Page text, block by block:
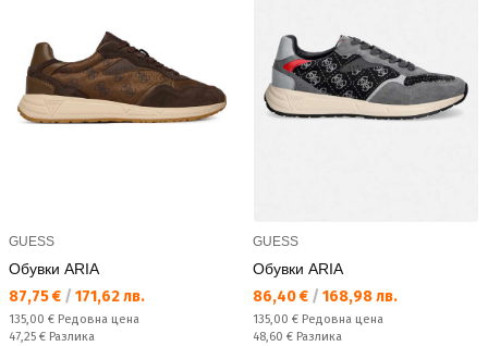
GUESS
Обувки ARIA
Текуща цена:
87,75 € / 171,62 лв.
Редовна цена:
135,00 € Редовна цена
Спестявате:
47,25 € Разлика
GUESS
Обувки ARIA
Текуща цена:
86,40 € / 168,98 лв.
Редовна цена:
135,00 € Редовна цена
Спестявате:
48,60 € Разлика